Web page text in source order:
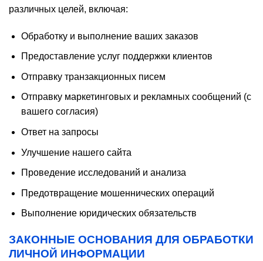
различных целей, включая:
Обработку и выполнение ваших заказов
Предоставление услуг поддержки клиентов
Отправку транзакционных писем
Отправку маркетинговых и рекламных сообщений (с
вашего согласия)
Ответ на запросы
Улучшение нашего сайта
Проведение исследований и анализа
Предотвращение мошеннических операций
Выполнение юридических обязательств
ЗАКОННЫЕ ОСНОВАНИЯ ДЛЯ ОБРАБОТКИ
ЛИЧНОЙ ИНФОРМАЦИИ